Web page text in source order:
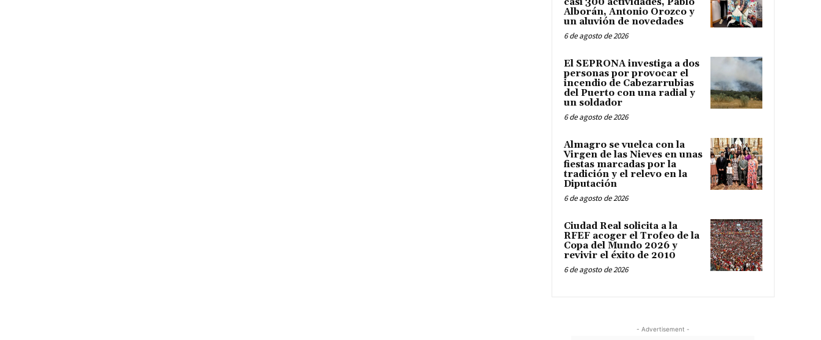
Alborán, Antonio Orozco y
un aluvión de novedades
6 de agosto de 2026
El SEPRONA investiga a dos
personas por provocar el
incendio de Cabezarrubias
del Puerto con una radial y
un soldador
6 de agosto de 2026
Almagro se vuelca con la
Virgen de las Nieves en unas
fiestas marcadas por la
tradición y el relevo en la
Diputación
6 de agosto de 2026
Ciudad Real solicita a la
RFEF acoger el Trofeo de la
Copa del Mundo 2026 y
revivir el éxito de 2010
6 de agosto de 2026
- Advertisement -